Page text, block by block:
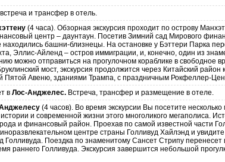
и трансфер в отель.
(4 часа). Обзорная экскурсия проходит по острову
центр – даунтаун. Посетив Зимний сад Мирового
находились башни-близнецы. На остановке у Бэттери Парка
Эллис-Айленд – остров иммиграции, и, конечно, один из
можно отправиться на прогулочном кораблике в свободное
мост, экскурсия продолжится через Китайский
Пятой Авеню, зданиями Трампа, с праздничным Рокфеллер-
в Лос-Анджелес. Встреча, трансфер и размещение в отеле.
(4 часов). Во время экскурсии Вы посетите
и современной жизни этого многоликого мегаполиса.
и финансовый район. Проехав по самой известной части
центре страны Голливуд Хайлэнд и
Голливуда. Поездка по знаменитому Сансет Стрипу
раннего Голливуда. Экскурсия завершится небольшой